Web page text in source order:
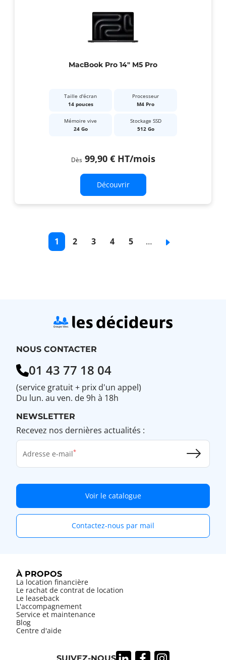
MacBook Pro 14" M5 Pro
Taille d'écran
14 pouces
Processeur
M4 Pro
Mémoire vive
24 Go
Stockage SSD
512 Go
Dès 99,90 € HT/mois
Découvrir
PaginationPage
courante
1
Page
2
Page
3
Page
4
Page
5 …
Page
NOUS CONTACTER
01 43 77 18 04
(service gratuit + prix d'un appel)
Du lun. au ven. de 9h à 18h
NEWSLETTER
Recevez nos dernières actualités :
Adresse e-mail
Voir le catalogue
Contactez-nous par mail
À PROPOS
La location financière
Le rachat de contrat de location
Le leaseback
L'accompagnement
Service et maintenance
Blog
Centre d'aide